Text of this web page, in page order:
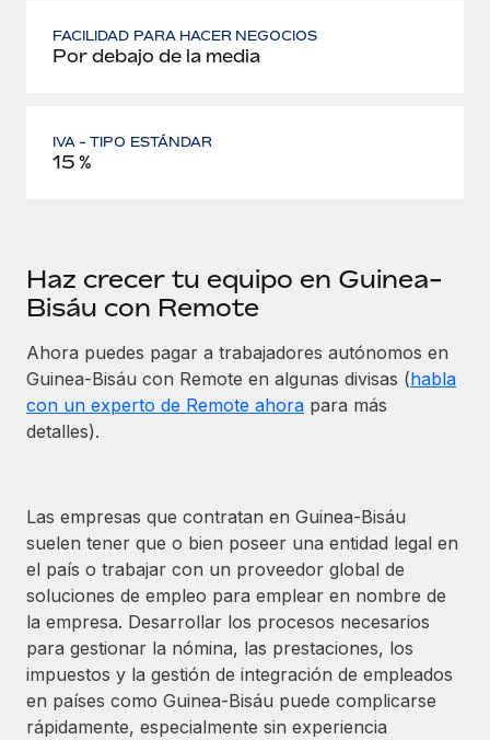
FACILIDAD PARA HACER NEGOCIOS
Por debajo de la media
IVA - TIPO ESTÁNDAR
15 %
Haz crecer tu equipo en Guinea-
Bisáu con Remote
Ahora puedes pagar a trabajadores autónomos en
Guinea-Bisáu con Remote en algunas divisas (habla
con un experto de Remote ahora para más
detalles).
Las empresas que contratan en Guinea-Bisáu
suelen tener que o bien poseer una entidad legal en
el país o trabajar con un proveedor global de
soluciones de empleo para emplear en nombre de
la empresa. Desarrollar los procesos necesarios
para gestionar la nómina, las prestaciones, los
impuestos y la gestión de integración de empleados
en países como Guinea-Bisáu puede complicarse
rápidamente, especialmente sin experiencia